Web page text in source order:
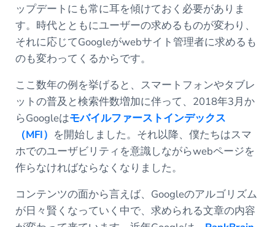
ップデートにも常に耳を傾けておく必要がありま
す。時代とともにユーザーの求めるものが変わり、
それに応じてGoogleがwebサイト管理者に求めるも
のも変わってくるからです。
ここ数年の例を挙げると、スマートフォンやタブレ
ットの普及と検索件数増加に伴って、2018年3月か
らGoogleはモバイルファーストインデックス
（MFI） を開始しました。それ以降、僕たちはスマ
ホでのユーザビリティを意識しながらwebページを
作らなければならなくなりました。
コンテンツの面から言えば、Googleのアルゴリズム
が日々賢くなっていく中で、求められる文章の内容